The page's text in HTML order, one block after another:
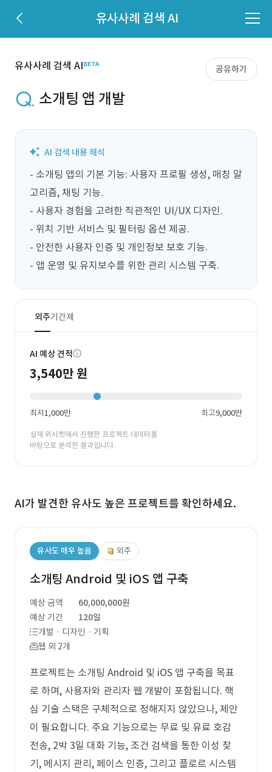
유사사례 검색 AI
유사사례 검색 AI 공유하기
소개팅 앱 개발
- 소개팅 앱의 기본 기능: 사용자 프로필 생성, 매칭 알
고리즘, 채팅 기능.
- 사용자 경험을 고려한 직관적인 UI/UX 디자인.
- 위치 기반 서비스 및 필터링 옵션 제공.
- 안전한 사용자 인증 및 개인정보 보호 기능.
- 앱 운영 및 유지보수를 위한 관리 시스템 구축.
외주기간제
AI 예상 견적
3,540만 원
최저1,000만 최고9,000만
실제 위시켓에서 진행한 프로젝트 데이터를
바탕으로 분석한 결과입니다.
AI가 발견한 유사도 높은 프로젝트를 확인하세요.
유사도 매우 높음 외주
소개팅 Android 및 iOS 앱 구축
예상 금액
60,000,000원
예상 기간
120일
개발 · 디자인 · 기획
웹 외 2개
프로젝트는 소개팅 Android 및 iOS 앱 구축을 목표
로 하며, 사용자와 관리자 웹 개발이 포함됩니다. 핵
심 기술 스택은 구체적으로 정해지지 않았으나, 제안
이 필요합니다. 주요 기능으로는 무료 및 유료 호감
전송, 2박 3일 대화 기능, 조건 검색을 통한 이성 찾
기, 메시지 관리, 페이스 인증, 그리고 플로르 시스템